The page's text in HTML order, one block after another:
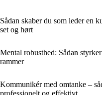
Sådan skaber du som leder en
set og hørt
Mental robusthed: Sådan
rammer
Kommunikér med omtanke –